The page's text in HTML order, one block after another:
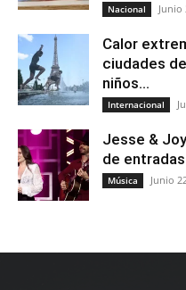
Nacional Junio
Calor
ciudades
niños...
Internacional
Jesse &
de
Música Junio